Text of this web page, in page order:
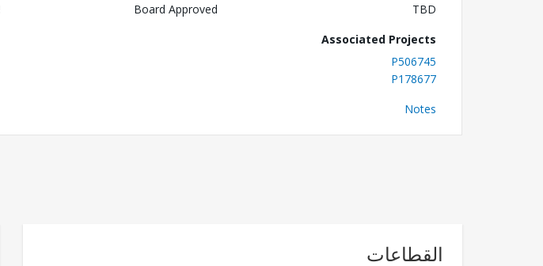
TBD
Board Approved
Associated Projects
P506745
P178677
Notes
القطاعات